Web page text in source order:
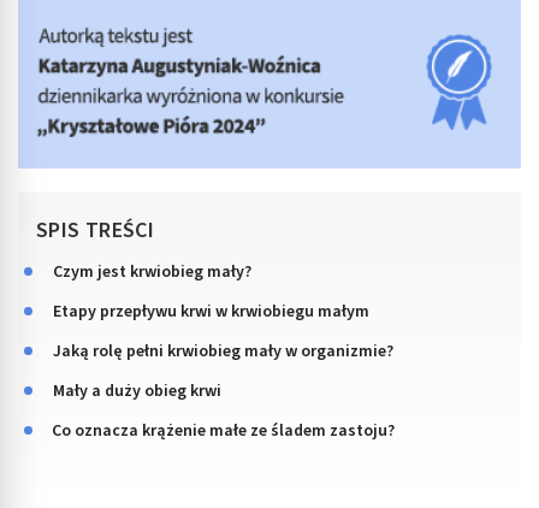
SPIS TREŚCI
Czym jest krwiobieg mały?
Etapy przepływu krwi w krwiobiegu małym
Jaką rolę pełni krwiobieg mały w organizmie?
Mały a duży obieg krwi
Co oznacza krążenie małe ze śladem zastoju?